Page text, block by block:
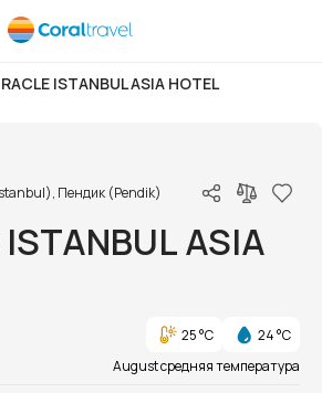
ISTANBUL ASIA HOTEL
Пендик (Pendik)
ASIA
25 °C
24 °C
August средняя температура